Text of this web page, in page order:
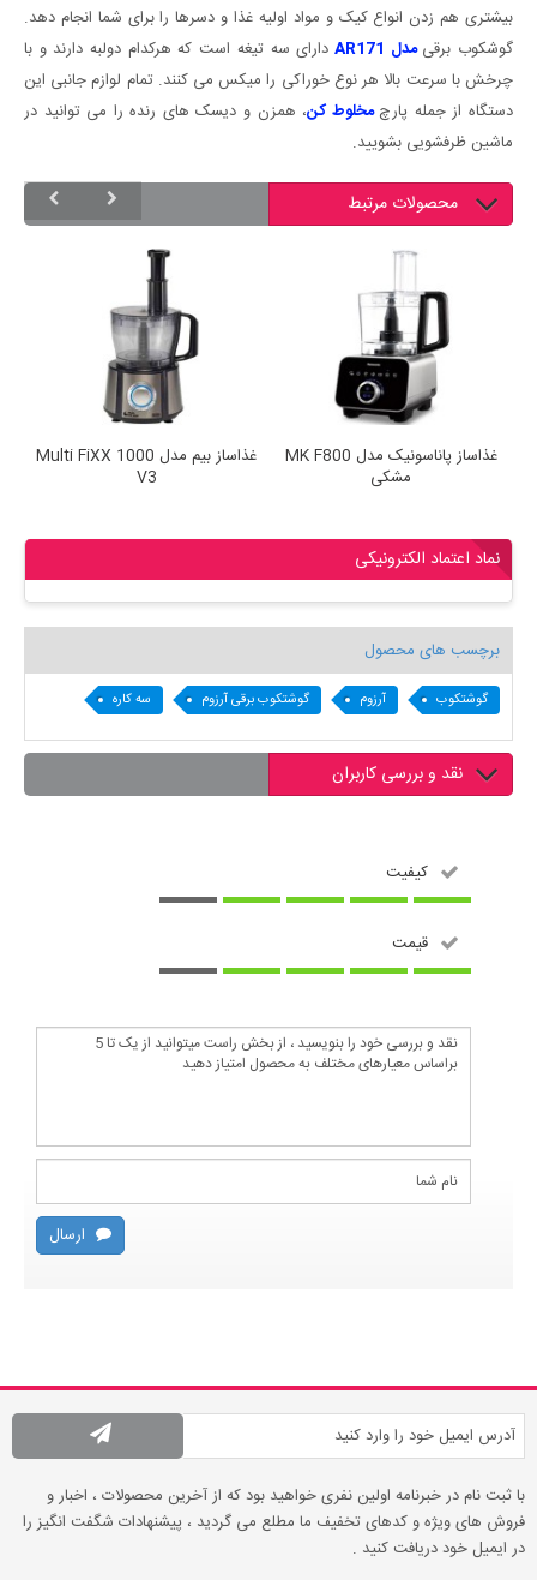
بیشتری هم زدن انواع کیک و مواد اولیه غذا و دسرها را برای شما انجام دهد.
گوشکوب برقی مدل AR171
دارای سه تیغه است که هرکدام دولبه دارند و با
چرخش با سرعت بالا هر نوع خوراکی را میکس می کنند. تمام لوازم جانبی این
دستگاه از جمله پارچ مخلوط کن، همزن و دیسک های رنده را می توانید در
ماشین ظرفشویی بشویید.
محصولات مرتبط
غذاساز بیم مدل Multi FiXX 1000
V3
غذاساز پاناسونیک مدل MK F800
مشکی
نماد اعتماد الکترونیکی
برچسب های محصول
گوشتکوب آرزوم گوشتکوب برقی آرزوم سه کاره
نقد و بررسی کاربران
کیفیت
قیمت
ارسال
با ثبت نام در خبرنامه اولین نفری خواهید بود که از آخرین محصولات ، اخبار و
فروش های ویژه و کدهای تخفیف ما مطلع می گردید ، پیشنهادات شگفت انگیز را
در ایمیل خود دریافت کنید .